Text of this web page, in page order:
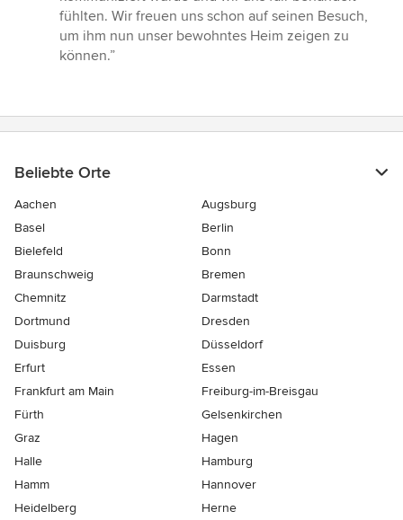
fühlten. Wir freuen uns schon auf seinen Besuch,
um ihm nun unser bewohntes Heim zeigen zu
können.”
Beliebte Orte
Aachen
Augsburg
Basel
Berlin
Bielefeld
Bonn
Braunschweig
Bremen
Chemnitz
Darmstadt
Dortmund
Dresden
Duisburg
Düsseldorf
Erfurt
Essen
Frankfurt am Main
Freiburg-im-Breisgau
Fürth
Gelsenkirchen
Graz
Hagen
Halle
Hamburg
Hamm
Hannover
Heidelberg
Herne